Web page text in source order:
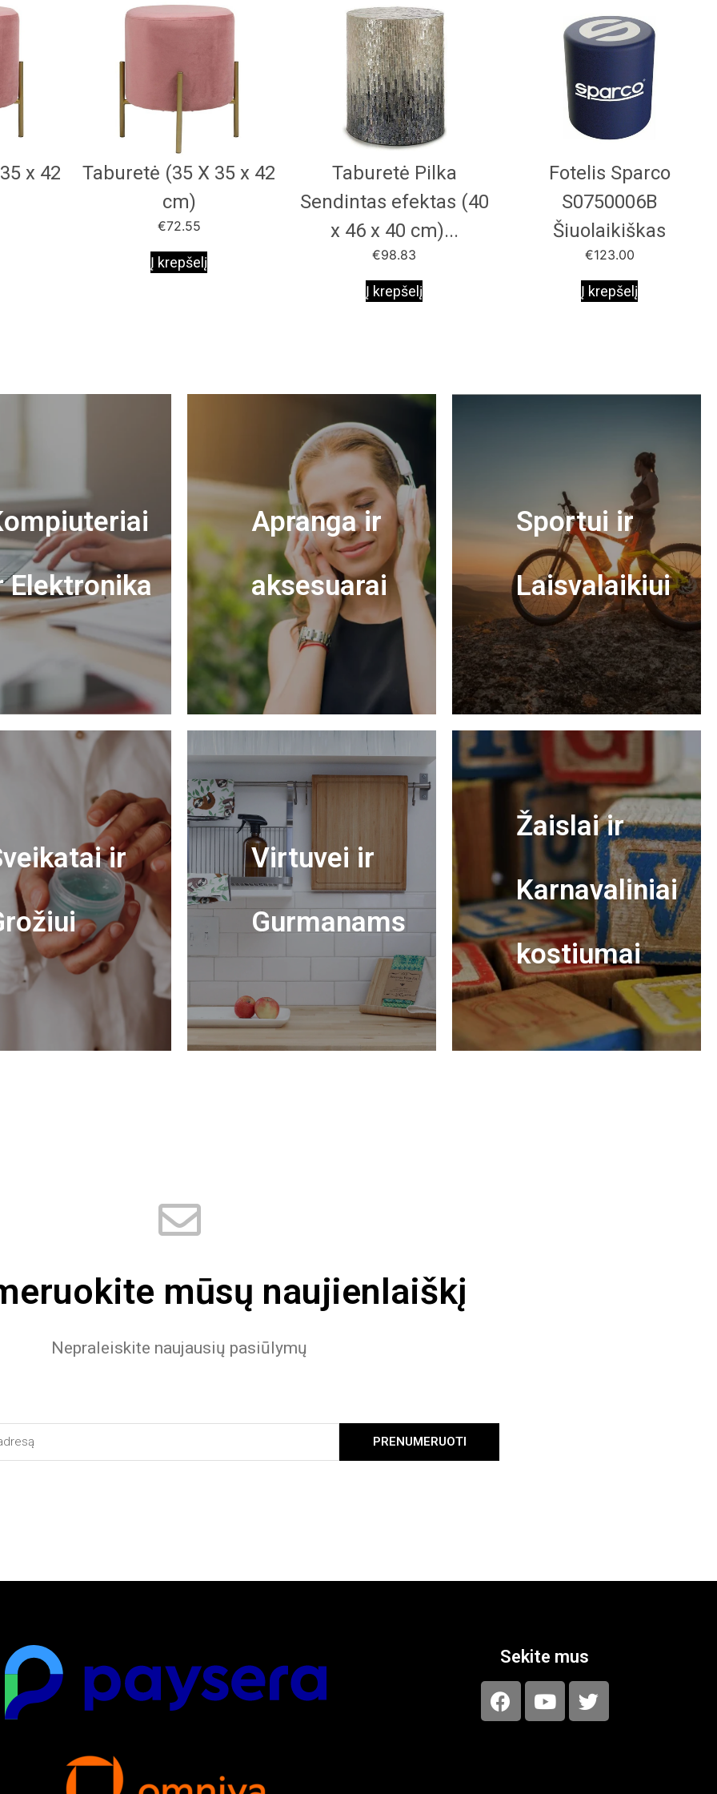
x 42
Taburetė (35 X 35 x 42
cm)
€72.55
Į krepšelį
Taburetė Pilka
Sendintas efektas (40
x 46 x 40 cm)...
€98.83
Į krepšelį
Fotelis Sparco
S0750006B
Šiuolaikiškas
€123.00
Į krepšelį
Elektronika
Apranga ir
aksesuarai
Sportui ir
Laisvalaikiui
ir
Virtuvei ir
Gurmanams
Žaislai ir
Karnavaliniai
kostiumai
mūsų naujienlaiškį
Nepraleiskite naujausių pasiūlymų
PRENUMERUOTI
Sekite mus